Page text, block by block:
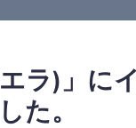
ラ)」に
た。